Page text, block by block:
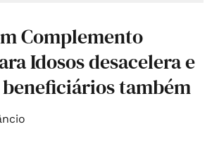
Complemento
Idosos desacelera e
também